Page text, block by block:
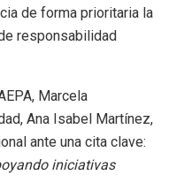
de forma prioritaria la
responsabilidad
Marcela
Ana Isabel Martínez,
ante una cita clave:
iniciativas